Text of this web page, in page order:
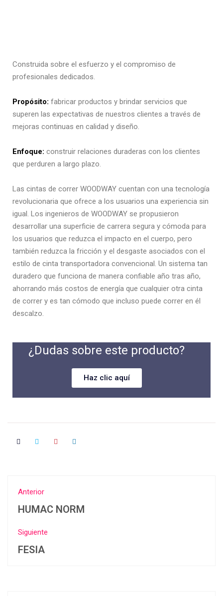
Construida sobre el esfuerzo y el compromiso de
profesionales dedicados.
Propósito: fabricar productos y brindar servicios que
superen las expectativas de nuestros clientes a través de
mejoras continuas en calidad y diseño.
Enfoque: construir relaciones duraderas con los clientes
que perduren a largo plazo.
Las cintas de correr WOODWAY cuentan con una tecnología
revolucionaria que ofrece a los usuarios una experiencia sin
igual. Los ingenieros de WOODWAY se propusieron
desarrollar una superficie de carrera segura y cómoda para
los usuarios que reduzca el impacto en el cuerpo, pero
también reduzca la fricción y el desgaste asociados con el
estilo de cinta transportadora convencional. Un sistema tan
duradero que funciona de manera confiable año tras año,
ahorrando más costos de energía que cualquier otra cinta
de correr y es tan cómodo que incluso puede correr en él
descalzo.
¿Dudas sobre este producto?
Haz clic aquí
Anterior
HUMAC NORM
Siguiente
FESIA